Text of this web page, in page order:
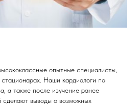
опытные специалисты,
Наши кардиологи по
а также после изучение ранее
сделают выводы о возможных